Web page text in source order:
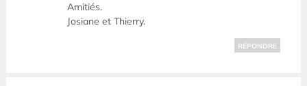
Amitiés.
Josiane et Thierry.
RÉPONDRE